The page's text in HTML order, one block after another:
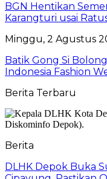
BGN Hentikan
Karangturi usai
Minggu, 2 Agustus
Batik Gong Si
Indonesia Fashion
Berita Terbaru
Berita
DLHK Depok Buka